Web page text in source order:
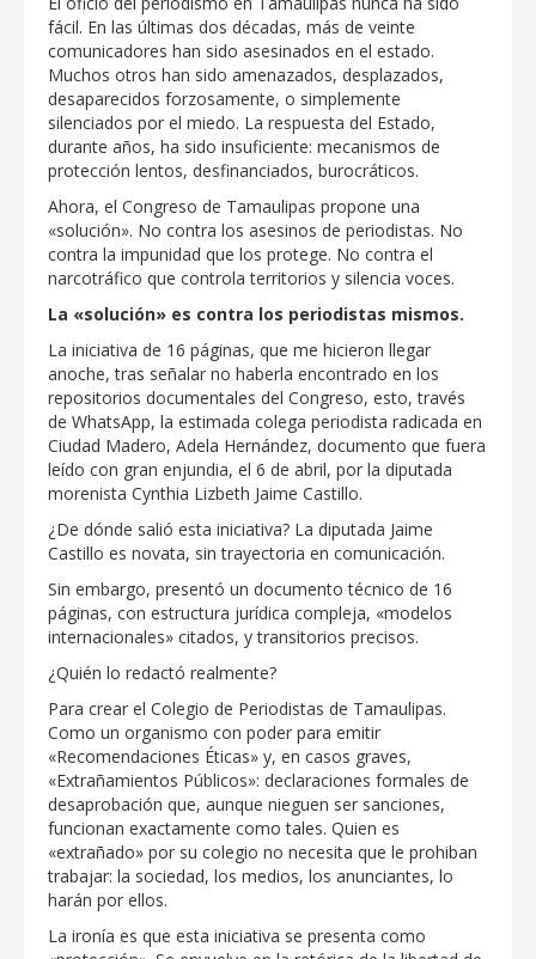
CONDONACIÓN DEL 100% EN
RECARGOS DEL IMPUESTO PREDIAL
DURANTE AGOSTO
Estabilidad laboral y mejores salarios
fortalecen el desarrollo económico de
Tamaulipas: STPS
Agilizó Servicios Públicos de Reynosa
limpieza de drenes y rejillas pluviales
LA ATENCIÓN EN EL CRI Y REAFIRMA
SU COMPROMISO CON LA
REHABILITACIÓN DE LAS FAMILIAS
Prepara la UAT el arranque del ciclo
escolar Otoño 2026
estímulos fiscales para apoyar la
economía de las familias
Avanza transformación vial impulsada
por Carlos Peña Ortiz en La Cima y
Jarachina Sur
ATIENDE COMAPA MÁS DE 1800
REPORTES RECIBIDOS A TRAVÉS DEL
fácil. En las últimas dos décadas, más de veinte
comunicadores han sido asesinados en el estado.
Muchos otros han sido amenazados, desplazados,
desaparecidos forzosamente, o simplemente
silenciados por el miedo. La respuesta del Estado,
durante años, ha sido insuficiente: mecanismos de
protección lentos, desfinanciados, burocráticos.
Ahora, el Congreso de Tamaulipas propone una
«solución». No contra los asesinos de periodistas. No
contra la impunidad que los protege. No contra el
narcotráfico que controla territorios y silencia voces.
La «solución» es contra los periodistas mismos.
La iniciativa de 16 páginas, que me hicieron llegar
anoche, tras señalar no haberla encontrado en los
repositorios documentales del Congreso, esto, través
de WhatsApp, la estimada colega periodista radicada en
Ciudad Madero, Adela Hernández, documento que fuera
leído con gran enjundia, el 6 de abril, por la diputada
morenista Cynthia Lizbeth Jaime Castillo.
¿De dónde salió esta iniciativa? La diputada Jaime
Castillo es novata, sin trayectoria en comunicación.
Sin embargo, presentó un documento técnico de 16
páginas, con estructura jurídica compleja, «modelos
internacionales» citados, y transitorios precisos.
¿Quién lo redactó realmente?
Para crear el Colegio de Periodistas de Tamaulipas.
Como un organismo con poder para emitir
«Recomendaciones Éticas» y, en casos graves,
«Extrañamientos Públicos»: declaraciones formales de
desaprobación que, aunque nieguen ser sanciones,
funcionan exactamente como tales. Quien es
«extrañado» por su colegio no necesita que le prohiban
trabajar: la sociedad, los medios, los anunciantes, lo
harán por ellos.
La ironía es que esta iniciativa se presenta como